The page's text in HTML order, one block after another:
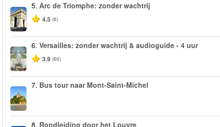
5. Arc de Triomphe: zonder wachtrij
4.5 (8)
6. Versailles: zonder wachtrij & audioguide - 4 uur
3.9 (66)
7. Bus tour naar Mont-Saint-Michel
8. Rondleiding door het Louvre